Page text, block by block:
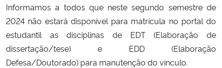
Ministério do Desenvolvimento Regional
Controladoria-Geral da União
Informamos a todos que neste segundo semestre de
2024 não estará disponível para matrícula no portal do
estudantil as disciplinas de EDT (Elaboração de
dissertação/tese) e EDD (Elaboração
Defesa/Doutorado) para manutenção do vínculo.